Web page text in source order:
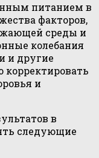
питанием в
факторов,
среды и
колебания
и другие
корректировать
и
в
следующие